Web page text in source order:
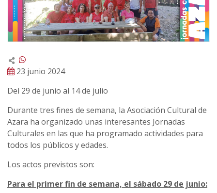
23 junio 2024
Del 29 de junio al 14 de julio
Durante tres fines de semana, la Asociación Cultural de
Azara ha organizado unas interesantes Jornadas
Culturales en las que ha programado actividades para
todos los públicos y edades.
Los actos previstos son:
Para el primer fin de semana, el sábado 29 de junio: